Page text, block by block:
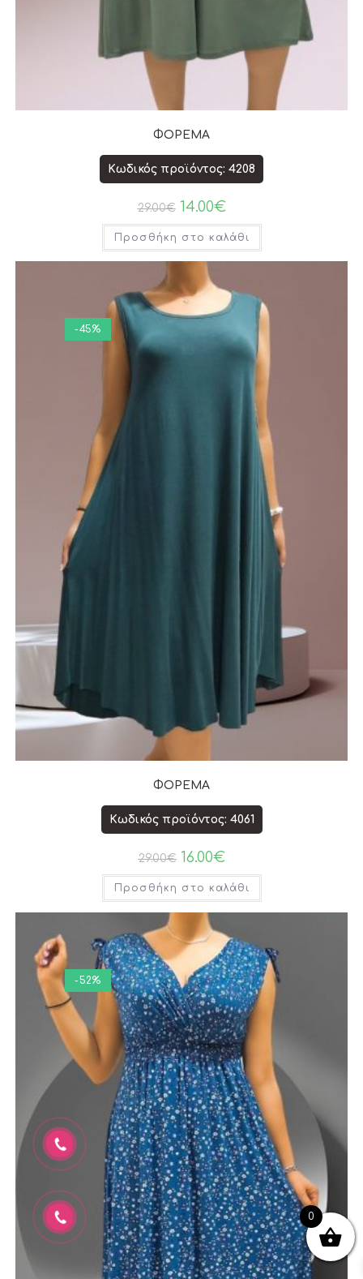
ΦΟΡΕΜΑ
Κωδικός προϊόντος: 4208
29.00€ 14.00€
Προσθήκη στο καλάθι
-45%
ΦΟΡΕΜΑ
Κωδικός προϊόντος: 4061
29.00€ 16.00€
Προσθήκη στο καλάθι
-52%
0